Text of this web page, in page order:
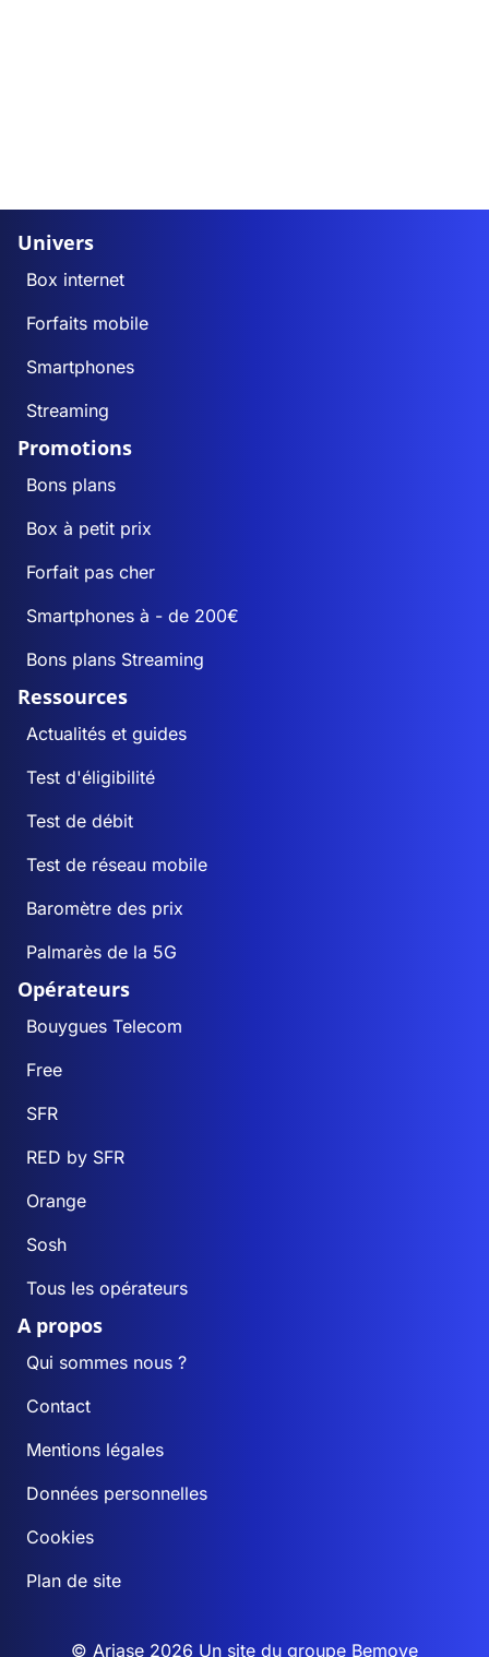
Univers
Box internet
Forfaits mobile
Smartphones
Streaming
Promotions
Bons plans
Box à petit prix
Forfait pas cher
Smartphones à - de 200€
Bons plans Streaming
Ressources
Actualités et guides
Test d'éligibilité
Test de débit
Test de réseau mobile
Baromètre des prix
Palmarès de la 5G
Opérateurs
Bouygues Telecom
Free
SFR
RED by SFR
Orange
Sosh
Tous les opérateurs
A propos
Qui sommes nous ?
Contact
Mentions légales
Données personnelles
Cookies
Plan de site
© Ariase 2026 Un site du groupe Bemove